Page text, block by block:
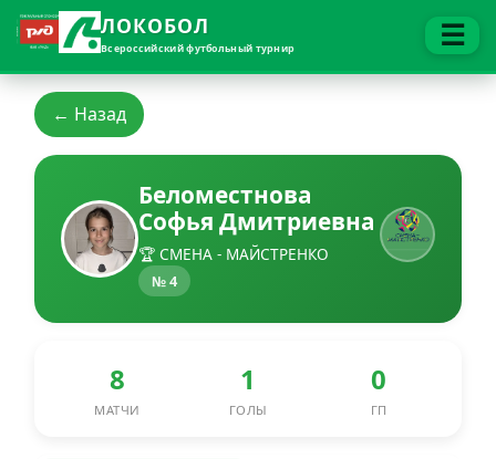
ЛОКОБОЛ
Всероссийский футбольный турнир ☰
← Назад
Беломестнова
Софья Дмитриевна
🏆 СМЕНА - МАЙСТРЕНКО
№ 4
8
МАТЧИ
1
ГОЛЫ
0
ГП